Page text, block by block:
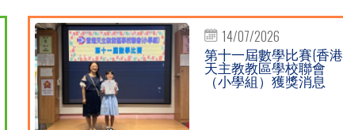
14/07/2026
第十一屆數學比賽(香港
天主教教區學校聯會
（小學組）獲獎消息